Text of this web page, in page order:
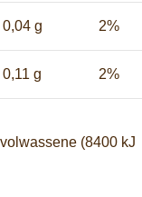
0,04 g 2%
0,11 g 2%
(8400 kJ